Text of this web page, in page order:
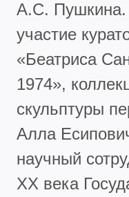
А.С. Пушкина.
участие
«Беатриса
1974»,
скульптуры
Алла
научный
XX века